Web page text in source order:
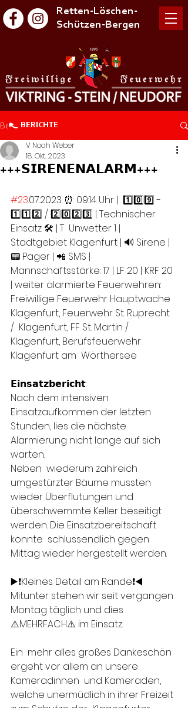
Retten-Löschen-
Schützen-Bergen
Beitrag
+++𝗦𝗜𝗥𝗘𝗡𝗘𝗡𝗔𝗟𝗔𝗥𝗠+++
V Noah Weber
18. Okt. 2023
#23.07.2023 ⏰: 09:14 Uhr |  1️⃣0️⃣9️⃣ -
1️⃣1️⃣2️⃣ / 2️⃣0️⃣2️⃣3️⃣ | Technischer
Einsatz 🛠️ | T  Unwetter 1 |
Stadtgebiet Klagenfurt | 🔊 Sirene |
📟 Pager | 📲 SMS |
Mannschaftsstärke: 17 | LF 20 | KRF 20
| weiter alarmierte Feuerwehren:
Freiwillige Feuerwehr Hauptwache
Klagenfurt, Feuerwehr St. Ruprecht
/  Klagenfurt, FF St. Martin /
Klagenfurt, Berufsfeuerwehr
Klagenfurt am  Wörthersee
𝗘𝗶𝗻𝘀𝗮𝘁𝘇𝗯𝗲𝗿𝗶𝗰𝗵𝘁:
Nach dem intensiven
Einsatzaufkommen der letzten
Stunden, lies die nächste
Alarmierung nicht lange auf sich
warten.
Neben  wiederum zahlreich
umgestürzter Bäume mussten
wieder Überflutungen und
überschwemmte Keller beseitigt
werden. Die Einsatzbereitschaft
konnte  schlussendlich gegen
Mittag wieder hergestellt werden.
▶️❗️Kleines Detail am Rande❗️◀️
Mitunter stehen wir seit vergangen
Montag täglich und dies
⚠️MEHRFACH⚠️ im Einsatz.
Ein  mehr alles großes Dankeschön
ergeht vor allem an unsere
Kameradinnen  und Kameraden,
welche unermüdlich in ihrer Freizeit
BERICHTE